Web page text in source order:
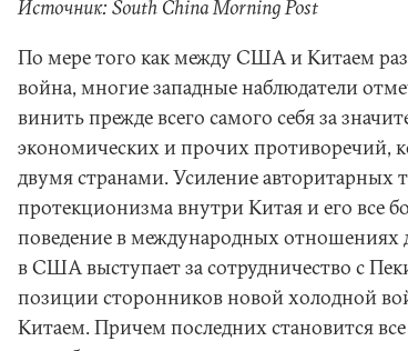
Источник: South China Morning Post
По мере того как между США и Китаем
война, многие западные наблюдатели
винить прежде всего самого себя за
экономических и прочих противоречий,
двумя странами. Усиление авторитарных
протекционизма внутри Китая и его все
поведение в международных отношениях
в США выступает за сотрудничество с
позиции сторонников новой холодной
Китаем. Причем последних становится